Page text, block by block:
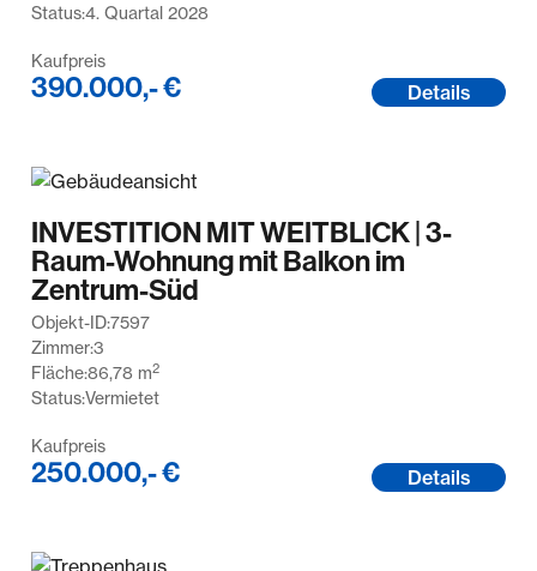
Status:4. Quartal 2028
Kaufpreis
390.000,- € Details
INVESTITION MIT WEITBLICK | 3-
Raum-Wohnung mit Balkon im
Zentrum-Süd
Objekt-ID:7597
Zimmer:3
Fläche:86,78 m2
Status:Vermietet
Kaufpreis
250.000,- € Details